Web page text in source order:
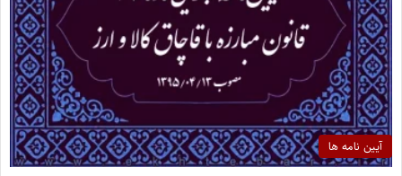
آیین نامه ها